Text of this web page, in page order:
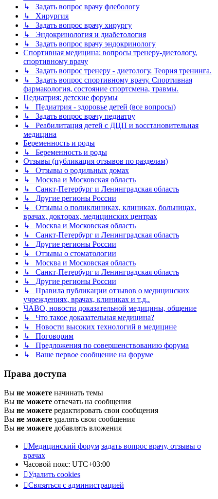
↳ Задать вопрос врачу флебологу
↳ Хирургия
↳ Задать вопрос врачу хирургу
↳ Эндокринология и диабетология
↳ Задать вопрос врачу эндокринологу
Спортивная медицина: вопросы тренеру-диетологу,
спортивному врачу
↳ Задать вопрос тренеру - диетологу. Теория тренинга.
↳ Задать вопрос спортивному врачу. Спортивная
фармакология, состояние спортсмена, травмы.
Педиатрия: детские форумы
↳ Педиатрия - здоровье детей (все вопросы)
↳ Задать вопрос врачу педиатру
↳ Реабилитация детей с ДЦП и восстановительная
медицина
Беременность и роды
↳ Беременность и роды
Отзывы (публикация отзывов по разделам)
↳ Отзывы о родильных домах
↳ Москва и Московская область
↳ Санкт-Петербург и Ленинградская область
↳ Другие регионы России
↳ Отзывы о поликлиниках, клиниках, больницах,
врачах, докторах, медицинских центрах
↳ Москва и Московская область
↳ Санкт-Петербург и Ленинградская область
↳ Другие регионы России
↳ Отзывы о стоматологии
↳ Москва и Московская область
↳ Санкт-Петербург и Ленинградская область
↳ Другие регионы России
↳ Правила публикации отзывов о медицинских
учреждениях, врачах, клиниках и т.д..
ЧАВО, новости доказательной медицины, общение
↳ Что такое доказательная медицина?
↳ Новости высоких технологий в медицине
↳ Поговорим
↳ Предложения по совершенствованию форума
↳ Ваше первое сообщение на форуме
Права доступа
Вы не можете начинать темы
Вы не можете отвечать на сообщения
Вы не можете редактировать свои сообщения
Вы не можете удалять свои сообщения
Вы не можете добавлять вложения
Медицинский форум задать вопрос врачу, отзывы о
врачах
Часовой пояс: UTC+03:00
Удалить cookies
Связаться с администрацией